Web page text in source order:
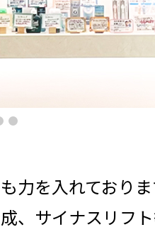
力を入れておりま
、サイナスリフ